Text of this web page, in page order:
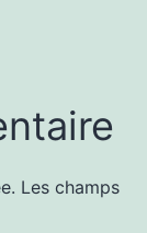
Les champs